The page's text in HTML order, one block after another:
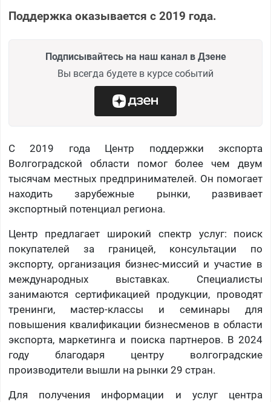
Поддержка оказывается с 2019 года.
Подписывайтесь на наш канал в Дзене
Вы всегда будете в курсе событий
С 2019 года Центр поддержки экспорта
Волгоградской области помог более чем двум
тысячам местных предпринимателей. Он помогает
находить зарубежные рынки, развивает
экспортный потенциал региона.
Центр предлагает широкий спектр услуг: поиск
покупателей за границей, консультации по
экспорту, организация бизнес-миссий и участие в
международных выставках. Специалисты
занимаются сертификацией продукции, проводят
тренинги, мастер-классы и семинары для
повышения квалификации бизнесменов в области
экспорта, маркетинга и поиска партнеров. В 2024
году благодаря центру волгоградские
производители вышли на рынки 29 стран.
Для получения информации и услуг центра